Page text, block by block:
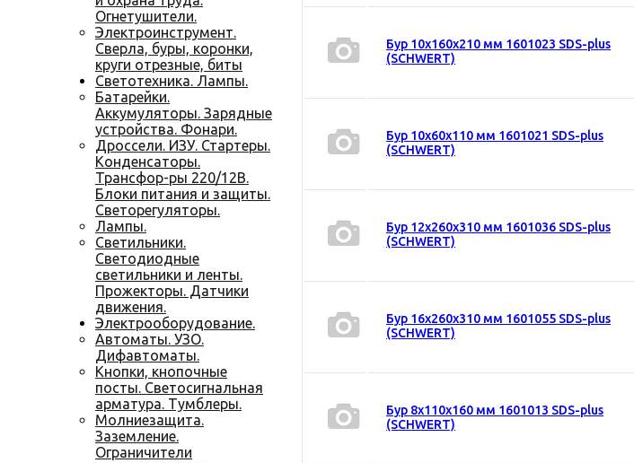
Огнетушители.
Электроинструмент.
Сверла, буры, коронки,
круги отрезные, биты
Светотехника. Лампы.
Батарейки.
Аккумуляторы. Зарядные
устройства. Фонари.
Дроссели. ИЗУ. Стартеры.
Конденсаторы.
Трансфор-ры 220/12В.
Блоки питания и защиты.
Светорегуляторы.
Лампы.
Светильники.
Светодиодные
светильники и ленты.
Прожекторы. Датчики
движения.
Электрооборудование.
Автоматы. УЗО.
Дифавтоматы.
Кнопки, кнопочные
посты. Светосигнальная
арматура. Тумблеры.
Молниезащита.
Заземление.
Ограничители
Бур 10х160х210 мм 1601023 SDS-plus
(SCHWERT)
Бур 10х60х110 мм 1601021 SDS-plus
(SCHWERT)
Бур 12х260х310 мм 1601036 SDS-plus
(SCHWERT)
Бур 16х260х310 мм 1601055 SDS-plus
(SCHWERT)
Бур 8х110х160 мм 1601013 SDS-plus
(SCHWERT)